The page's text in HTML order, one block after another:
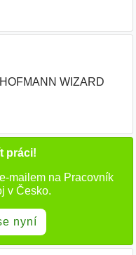
HOFMANN WIZARD
práci!
mailem na Pracovník
v Česko.
nyní